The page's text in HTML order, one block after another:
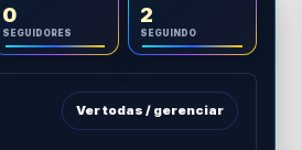
0
SEGUIDORES
2
SEGUINDO
Ver todas / gerenciar